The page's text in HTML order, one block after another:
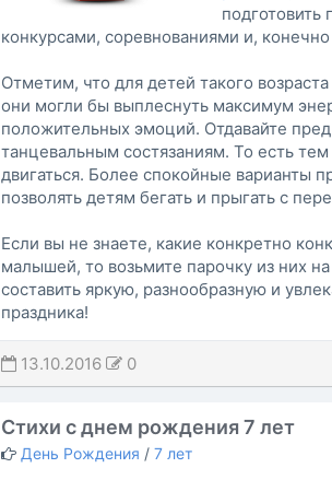
подготовить
конкурсами, соревнованиями и,
Отметим, что для детей такого
они могли бы выплеснуть максимум
положительных эмоций. Отдавайте
танцевальным состязаниям. То есть
двигаться. Более спокойные варианты
позволять детям бегать и прыгать с
Если вы не знаете, какие конкретно
малышей, то возьмите парочку из них
составить яркую, разнообразную и
праздника!
13.10.2016 0
Стихи с днем рождения 7 лет
День Рождения / 7 лет